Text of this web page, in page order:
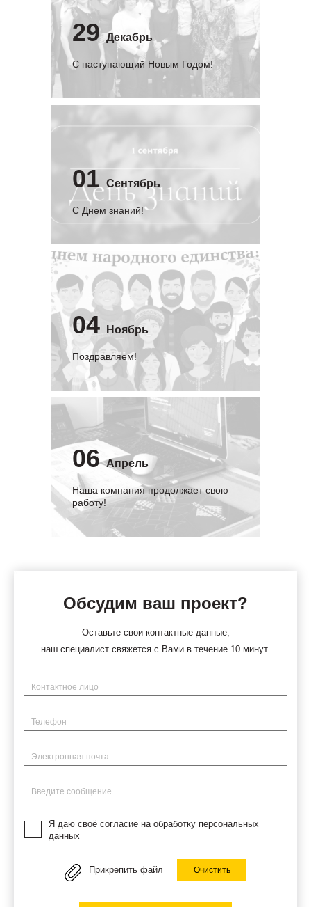
29 Декабрь
С наступающий Новым Годом!
01 Сентябрь
C Днем знаний!
04 Ноябрь
Поздравляем!
06 Апрель
Наша компания продолжает свою
работу!
Обсудим ваш проект?
Оставьте свои контактные данные,
наш специалист свяжется с Вами в течение 10 минут.
Имя
Телефон
Электронная почта
Введите сообщение
Я даю своё согласие на обработку персональных
данных
Прикрепить файл Очистить